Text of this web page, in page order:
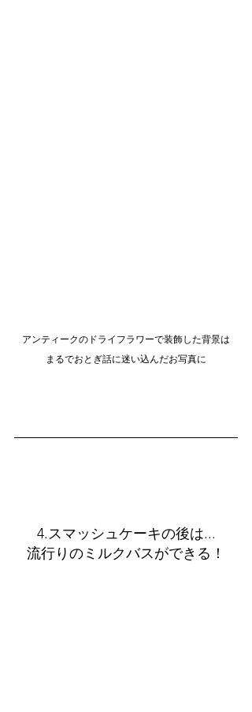
アンティークのドライフラワーで装飾した背景は
まるでおとぎ話に迷い込んだお写真に
4.スマッシュケーキの後は...
流行りのミルクバスができる！